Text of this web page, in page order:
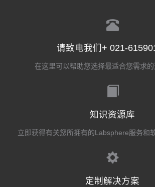
请致电我们+ 021-
在这里可以帮助您选择最适合您需求的
知识资源库
立即获得有关您所拥有的Labsphere服务和
定制解决方案